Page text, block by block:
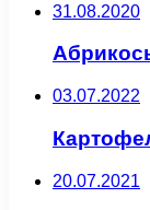
31.08.2020
03.07.2022
20.07.2021